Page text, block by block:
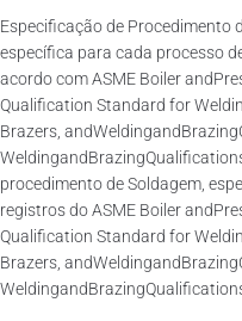
Especificação de Procedimento
específica para cada processo
acordo com ASME Boiler
Qualification Standard for
Brazers,
procedimento de Soldagem,
registros do ASME Boiler
Qualification Standard for
Brazers,